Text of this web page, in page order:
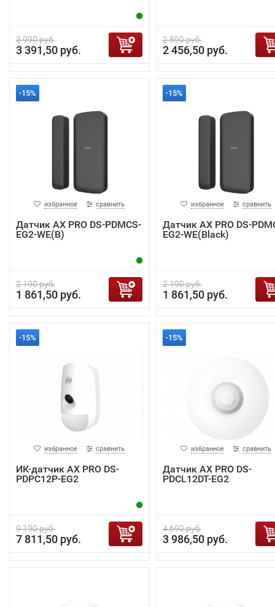
3 990 руб.
3 391,50 руб.
2 890 руб.
2 456,50 руб.
-15%
избранное сравнить
Датчик AX PRO DS-PDMCS-
EG2-WE(B)
2 190 руб.
1 861,50 руб.
-15%
избранное сравнить
Датчик AX PRO DS-
EG2-WE(Black)
2 190 руб.
1 861,50 руб.
-15%
избранное сравнить
ИК-датчик AX PRO DS-
PDPC12P-EG2
9 190 руб.
7 811,50 руб.
-15%
избранное сравнить
Датчик AX PRO DS-
PDCL12DT-EG2
4 690 руб.
3 986,50 руб.